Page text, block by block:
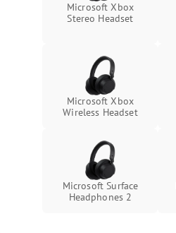
Microsoft Xbox
Stereo Headset
Microsoft Xbox
Wireless Headset
Microsoft Surface
Headphones 2